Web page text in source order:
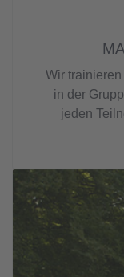
Wir
in der
jeden